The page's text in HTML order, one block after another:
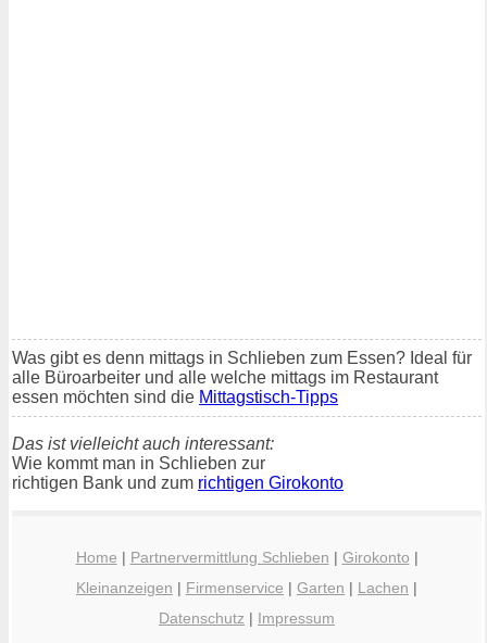
Was gibt es denn mittags in Schlieben zum Essen? Ideal für
alle Büroarbeiter und alle welche mittags im Restaurant
essen möchten sind die Mittagstisch-Tipps
Das ist vielleicht auch interessant:
Wie kommt man in Schlieben zur
richtigen Bank und zum richtigen Girokonto
Home | Partnervermittlung Schlieben | Girokonto |
Kleinanzeigen | Firmenservice | Garten | Lachen |
Datenschutz | Impressum